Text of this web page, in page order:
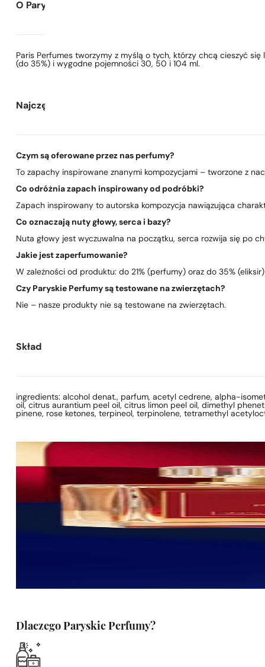
O Paryskie Perfumy
Paris Perfumes tworzymy z myślą o tych, którzy chcą cieszyć
(do 35%) i wygodne pojemności 30, 50 i 104 ml.
Najczęściej zadawane pytania
Czym są oferowane przez nas perfumy?
To zapachy inspirowane znanymi kompozycjami – tworzone z
Co odróżnia zapach inspirowany od podróbki?
Zapach inspirowany to autorska kompozycja nawiązująca
Co oznaczają nuty głowy, serca i bazy?
Nuta głowy jest wyczuwalna na początku, serca rozwija się po
Jakie jest zaperfumowanie?
W zależności od produktu: do 21% (perfumy) oraz do 35%
Czy Paryskie Perfumy są testowane na zwierzętach?
Nie – nasze produkty nie są testowane na zwierzętach.
Skład
ingredients: alcohol denat., parfum, acetyl cedrene, alpha-
oil, citrus aurantium peel oil, citrus limon peel oil, dimethyl
pinene, rose ketones, terpineol, terpinolene, tetramethyl
Dlaczego Paryskie Perfumy?